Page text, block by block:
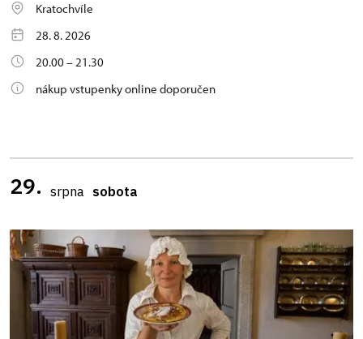
Kratochvíle
28. 8. 2026
20.00 – 21.30
nákup vstupenky online doporučen
29. srpna sobota